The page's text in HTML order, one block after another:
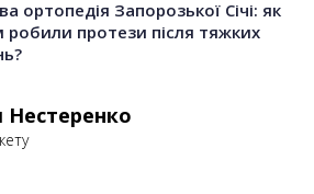
ортопедія Запорозької Січі: як
робили протези після тяжких
Нестеренко